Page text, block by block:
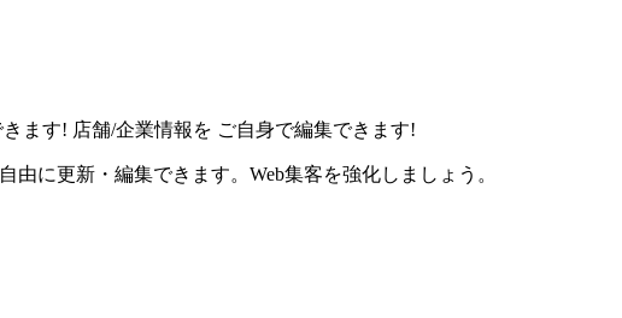
ます! 店舗/企業情報を ご自身で編集できます!
由に更新・編集できます。Web集客を強化しましょう。